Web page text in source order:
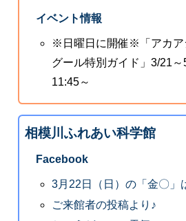
イベント情報
※日曜日に開催※「アカア
グール特別ガイド」3/21～
11:45～
相模川ふれあい科学館
Facebook
3月22日（日）の「金〇」
ご来館者の投稿より♪